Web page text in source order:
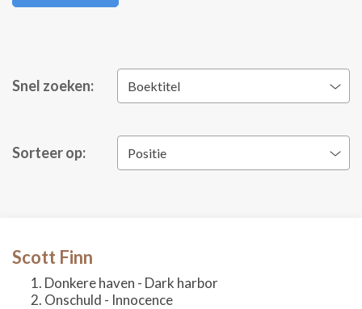
Snel zoeken: Boektitel
Sorteer op: Positie
Scott Finn
Donkere haven - Dark harbor
Onschuld - Innocence